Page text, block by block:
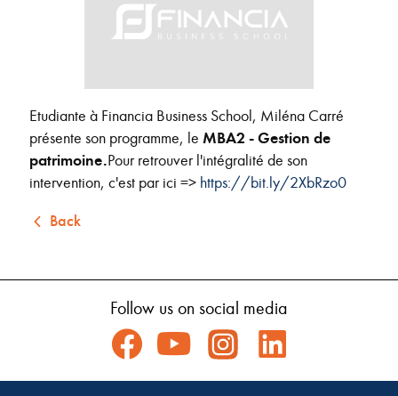
Etudiante à Financia Business School, Miléna Carré
présente son programme, le MBA2 - Gestion de
patrimoine.Pour retrouver l'intégralité de son
intervention, c'est par ici => https://bit.ly/2XbRzo0
Back
Follow us on social media